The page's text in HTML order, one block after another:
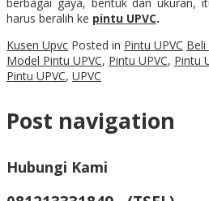
harus beralih ke pintu UPVC.
Kusen Upvc Posted in Pintu UPVC Beli
Model Pintu UPVC, Pintu UPVC, Pintu
Pintu UPVC, UPVC
Post navigation
Hubungi Kami